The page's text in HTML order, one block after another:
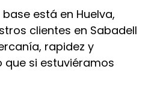
está en Huelva,
clientes en Sabadell
rapidez y
si estuviéramos